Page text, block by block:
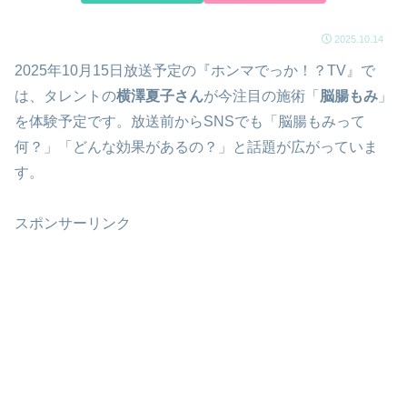
2025.10.14
2025年10月15日放送予定の『ホンマでっか！？TV』で
は、タレントの横澤夏子さんが今注目の施術「 脳腸もみ 」
を体験予定です。放送前からSNSでも「脳腸もみって
何？」「どんな効果があるの？」と話題が広がっていま
す。
スポンサーリンク